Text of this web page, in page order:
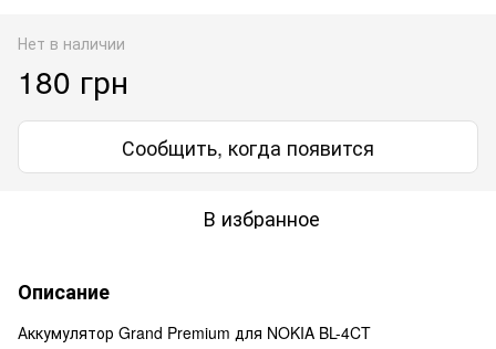
Нет в наличии
180 грн
Сообщить, когда появится
В избранное
Описание
Аккумулятор Grand Premium для NOKIA BL-4CT